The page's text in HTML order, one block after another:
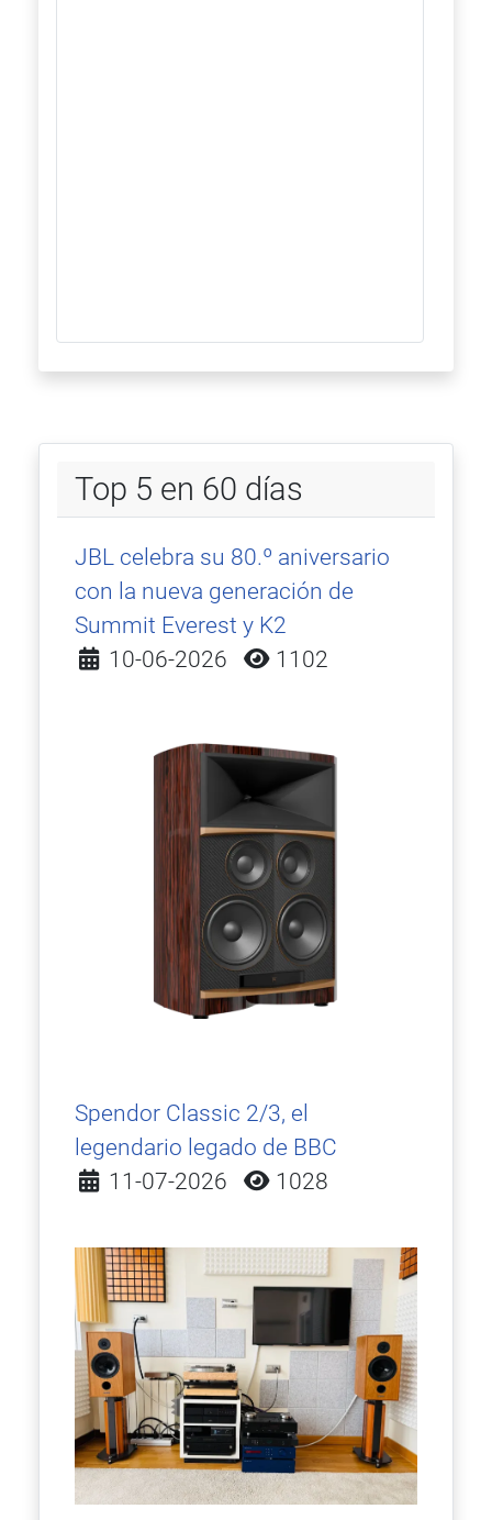
Top 5 en 60 días
JBL celebra su 80.º aniversario
con la nueva generación de
Summit Everest y K2
Detalles
10-06-2026 1102
Spendor Classic 2/3, el
legendario legado de BBC
Detalles
11-07-2026 1028